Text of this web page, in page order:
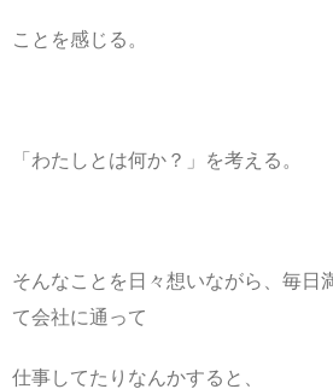
ことを感じる。
「わたしとは何か？」を考える。
そんなことを日々想いながら、毎日
て会社に通って
仕事してたりなんかすると、